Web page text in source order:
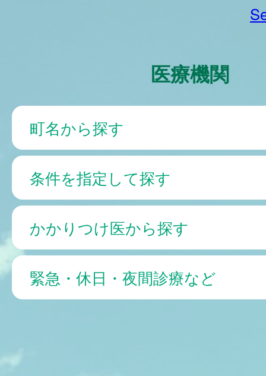
医療機関
町名から探す
条件を指定して探す
かかりつけ医から探す
緊急・休日・夜間診療など